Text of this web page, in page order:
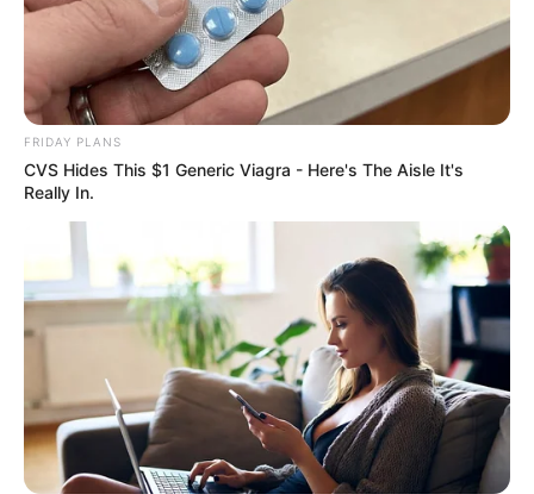
FRIDAY PLANS
CVS Hides This $1 Generic Viagra - Here's The Aisle It's
Really In.